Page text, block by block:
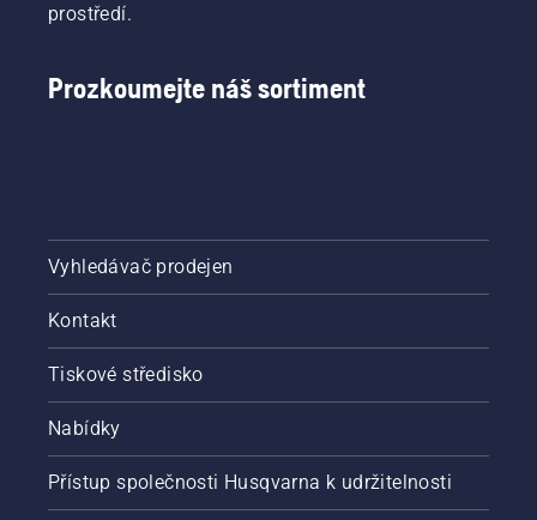
prostředí.
Prozkoumejte náš sortiment
Vyhledávač prodejen
Kontakt
Tiskové středisko
Nabídky
Přístup společnosti Husqvarna k udržitelnosti